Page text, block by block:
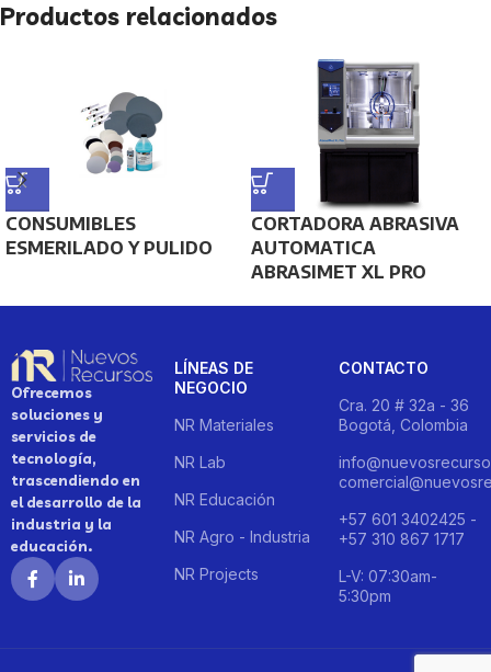
Productos relacionados
CONSUMIBLES
ESMERILADO Y PULIDO
CORTADORA ABRASIVA
AUTOMATICA
ABRASIMET XL PRO
Ofrecemos
soluciones y
servicios de
tecnología,
trascendiendo en
el desarrollo de la
industria y la
educación.
LÍNEAS DE
NEGOCIO
NR Materiales
NR Lab
NR Educación
NR Agro - Industria
NR Projects
CONTACTO
Cra. 20 # 32a - 36
Bogotá, Colombia
+57 601 3402425 -
+57 310 867 1717
L-V: 07:30am-
5:30pm